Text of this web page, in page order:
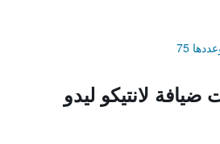
75
لانتيكو ليدو